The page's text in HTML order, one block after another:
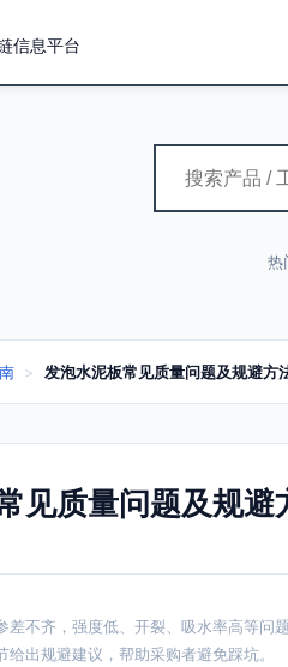
信息平台
热
> 发泡水泥板常见质量问题及规避方
见质量问题及规避
差不齐，强度低、开裂、吸水率高等问
出规避建议，帮助采购者避免踩坑。